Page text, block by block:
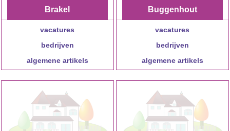
Brakel
vacatures
bedrijven
algemene artikels
Buggenhout
vacatures
bedrijven
algemene artikels